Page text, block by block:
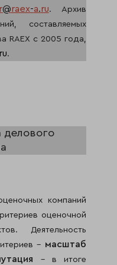
@raex-a.ru. Архив
составляемых
RAEX с 2005 года,
.
делового
компаний
оценочной
Деятельность
– масштаб
– в итоге